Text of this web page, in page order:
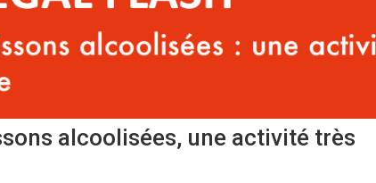
alcoolisées, une activité très